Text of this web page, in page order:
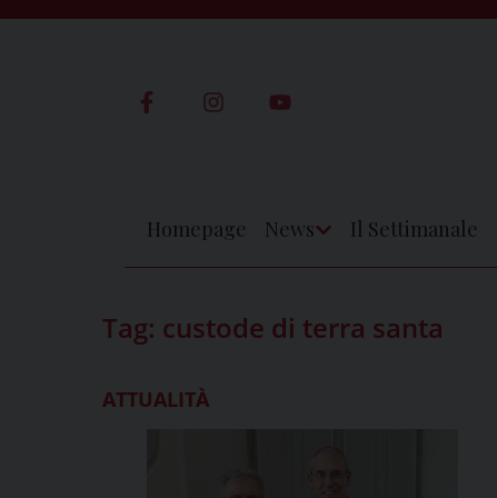
Homepage News Il Settimanale
Tag: custode di terra santa
ATTUALITÀ